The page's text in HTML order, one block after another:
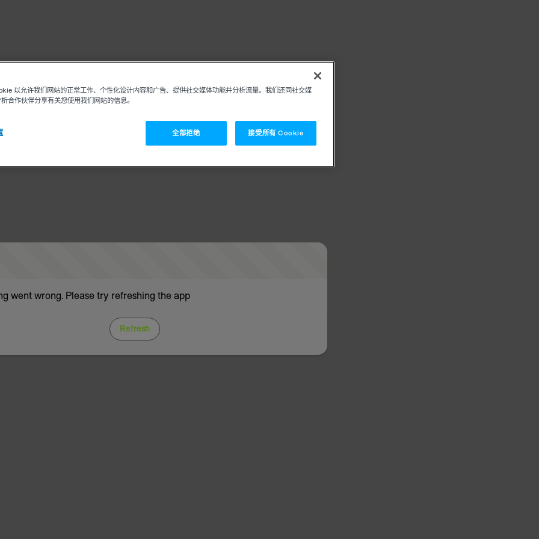
went wrong. Please try refreshing the app
Refresh
以允许我们网站的正常工作、个性化设计内容和广告、提供社交媒体功能并分析流量。我们还同社交媒
合作伙伴分享有关您使用我们网站的信息。
全部拒绝 接受所有 Cookie